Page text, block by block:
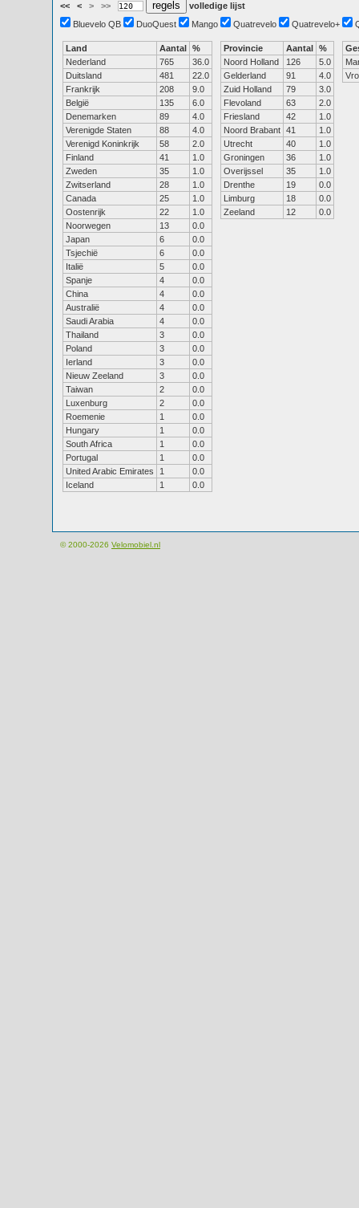
<< < > >>
volledige lijst
Bluevelo QB
DuoQuest Mango Quatrevelo Quatrevelo+
Land Aantal %
Nederland
765
36.0
Duitsland
481
22.0
Frankrijk
208
9.0
België
135
6.0
Denemarken
89
4.0
Verenigde Staten
88
4.0
Verenigd Koninkrijk
58
2.0
Finland
41
1.0
Zweden
35
1.0
Zwitserland
28
1.0
Canada
25
1.0
Oostenrijk
22
1.0
Noorwegen
13
0.0
Japan
6
0.0
Tsjechië
6
0.0
Italië
5
0.0
Spanje
4
0.0
China
4
0.0
Australië
4
0.0
Saudi Arabia
4
0.0
Thailand
3
0.0
Poland
3
0.0
Ierland
3
0.0
Nieuw Zeeland
3
0.0
Taiwan
2
0.0
Luxenburg
2
0.0
Roemenie
1
0.0
Hungary
1
0.0
South Africa
1
0.0
Portugal
1
0.0
United Arabic Emirates
1
0.0
Iceland
1 0.0
Provincie Aantal %
Noord Holland
126
5.0
Gelderland
91
4.0
Zuid Holland
79
3.0
Flevoland
63
2.0
Friesland
42
1.0
Noord Brabant 41
1.0
Utrecht
40
1.0
Groningen
36
1.0
Overijssel
35
1.0
Drenthe
19
0.0
Limburg
18
0.0
Zeeland
12 0.0
© 2000-2026 Velomobiel.nl